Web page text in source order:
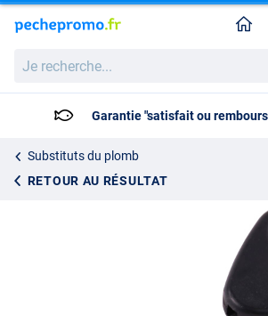
recherche...
Garantie "satisfait ou
Substituts du plomb
RETOUR AU RÉSULTAT
Ultimate Tungsten Sinkers